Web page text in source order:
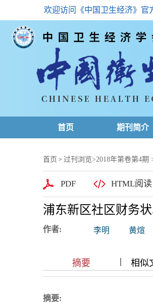
欢迎访问《中国卫生经济》官
首页 期刊简介
首页 > 过刊浏览>2018年第卷第4期
PDF HTML阅读
浦东新区社区财务
作者: 李明 黄煊
摘要 |||| 相似
摘要: